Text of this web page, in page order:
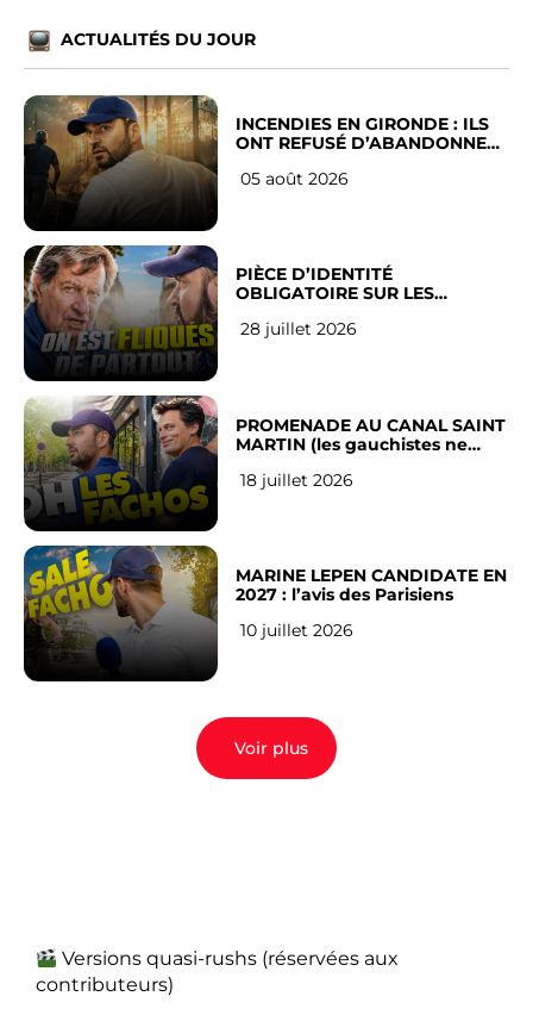
ACTUALITÉS DU JOUR
INCENDIES EN GIRONDE : ILS
ONT REFUSÉ D’ABANDONNER
05 août 2026
PIÈCE D’IDENTITÉ
OBLIGATOIRE SUR LES
Français
28 juillet 2026
PROMENADE AU CANAL SAINT
MARTIN (les gauchistes ne
18 juillet 2026
MARINE LEPEN CANDIDATE EN
2027 : l’avis des Parisiens
10 juillet 2026
Voir plus
Versions quasi-rushs (réservées aux
contributeurs)